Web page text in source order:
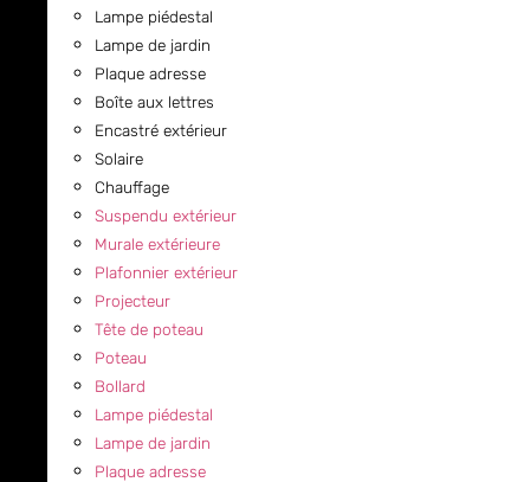
Lampe piédestal
Lampe de jardin
Plaque adresse
Boîte aux lettres
Encastré extérieur
Solaire
Chauffage
Suspendu extérieur
Murale extérieure
Plafonnier extérieur
Projecteur
Tête de poteau
Poteau
Bollard
Lampe piédestal
Lampe de jardin
Plaque adresse